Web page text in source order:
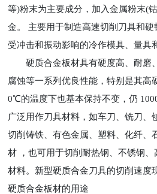
等)粉末为主要成分，加入金属粉末(
金。 主要用于制造高速切削刀具和
受冲击和振动影响的冷作模具、量具
硬质合金板材具有硬度高、耐磨
腐蚀等一系列优良性能，特别是其高
0℃的温度下也基本保持不变，仍
广泛用作刀具材料，如车刀、铣刀、
切削铸铁、有色金属、塑料、化纤、
材 ，也可用于切削耐热钢、不锈钢
材料。新型硬质合金刀具的切削速度
硬质合金板材的用途